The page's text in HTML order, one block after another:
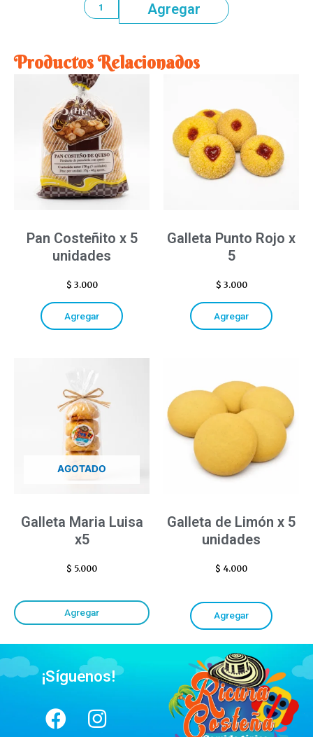
Agregar
Productos Relacionados
Pan Costeñito x 5
unidades
$ 3.000
Agregar
Galleta Punto Rojo x
5
$ 3.000
Agregar
AGOTADO
Galleta Maria Luisa
x5
$ 5.000
Agregar
Galleta de Limón x 5
unidades
$ 4.000
Agregar
¡Síguenos!